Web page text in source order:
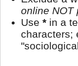
online NOT
Use * in a
characters;